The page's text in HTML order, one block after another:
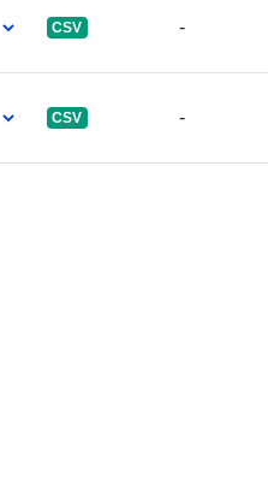
CSV -
CSV -